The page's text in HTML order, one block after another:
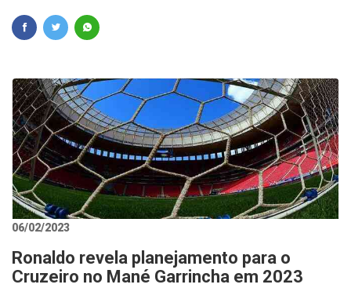
06/02/2023
Ronaldo revela planejamento para o
Cruzeiro no Mané Garrincha em 2023